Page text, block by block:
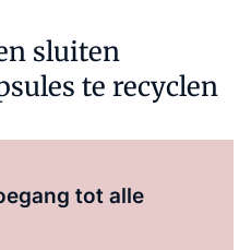
sluiten
te recyclen
tot alle